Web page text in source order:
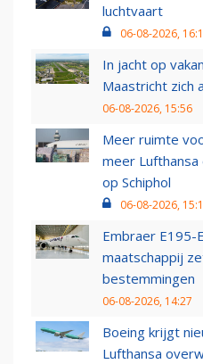
luchtvaart
06-08-2026,
In jacht op
Maastricht zich
06-08-2026, 15:56
Meer ruimte
meer
op Schiphol
06-08-2026,
Embraer E195-
maatschappij
bestemmingen
06-08-2026, 14:27
Boeing krijgt
Lufthansa